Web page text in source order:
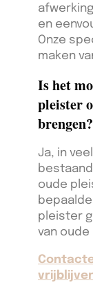
en
Onze
maken
Is het
pleister
brengen?
Ja, in
oude
pleister
van